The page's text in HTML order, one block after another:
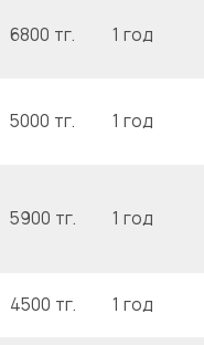
6800 тг. 1 год
5000 тг. 1 год
5900 тг. 1 год
4500 тг. 1 год